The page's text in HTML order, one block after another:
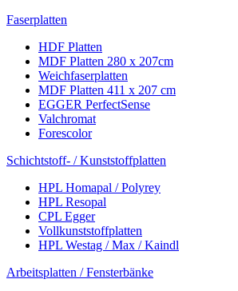
Faserplatten
HDF Platten
MDF Platten 280 x 207cm
Weichfaserplatten
MDF Platten 411 x 207 cm
EGGER PerfectSense
Valchromat
Forescolor
Schichtstoff- / Kunststoffplatten
HPL Homapal / Polyrey
HPL Resopal
CPL Egger
Vollkunststoffplatten
HPL Westag / Max / Kaindl
Arbeitsplatten / Fensterbänke